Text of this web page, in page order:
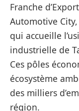
Franche
Automotive
qui accueille
industrielle de
Ces pôles
écosystème
des milliers
région.